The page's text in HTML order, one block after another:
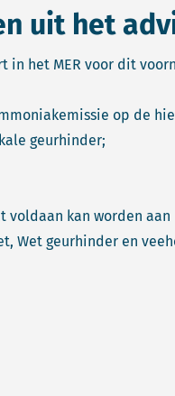
uit het
in het MER voor dit
op de
geurhinder;
voldaan kan worden
Wet geurhinder en